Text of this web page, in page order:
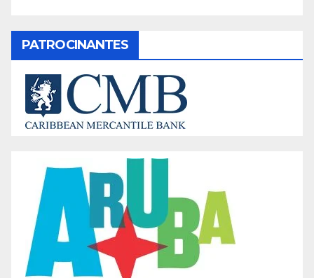
PATROCINANTES